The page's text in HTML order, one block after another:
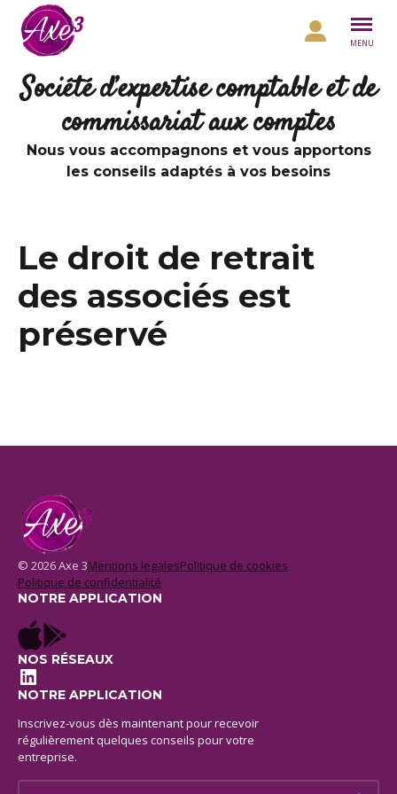
Aller au contenu
MENU
Société d’expertise comptable et de
commissariat aux comptes
Nous vous accompagnons et vous apportons
les conseils adaptés à vos besoins
Le droit de retrait
des associés est
préservé
© 2026 Axe 3Mentions legalesPolitique de cookies
Politique de confidentialité
NOTRE APPLICATION
NOS RÉSEAUX
LinkedIn
NOTRE APPLICATION
Inscrivez-vous dès maintenant pour recevoir
régulièrement quelques conseils pour votre
entreprise.